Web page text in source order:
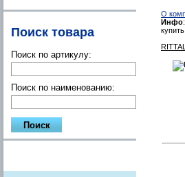
Поиск товара
Поиск по артикулу:
Поиск по наименованию:
О
Инфо
RITTAL